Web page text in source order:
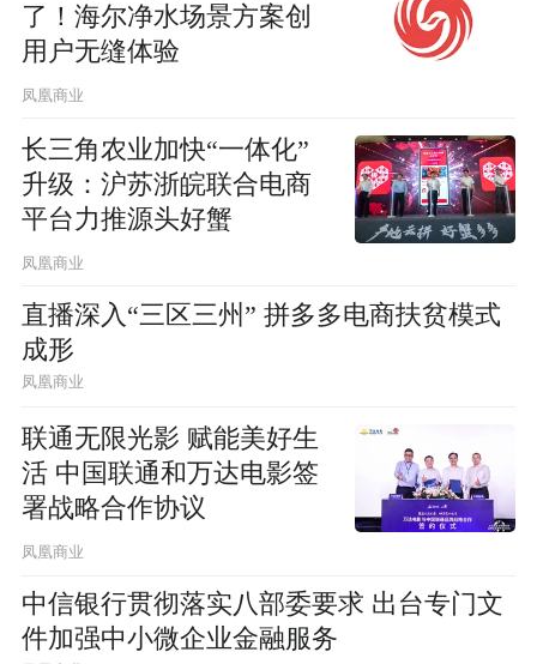
了！海尔净水场景方案创
用户无缝体验
凤凰商业
长三角农业加快“一体化”
升级：沪苏浙皖联合电商
平台力推源头好蟹
凤凰商业
直播深入“三区三州” 拼多多电商扶贫模式
成形
凤凰商业
联通无限光影 赋能美好生
活 中国联通和万达电影签
署战略合作协议
凤凰商业
中信银行贯彻落实八部委要求 出台专门文
件加强中小微企业金融服务